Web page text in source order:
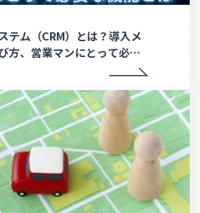
テム（CRM）とは？導入メ
方、営業マンにとって必要